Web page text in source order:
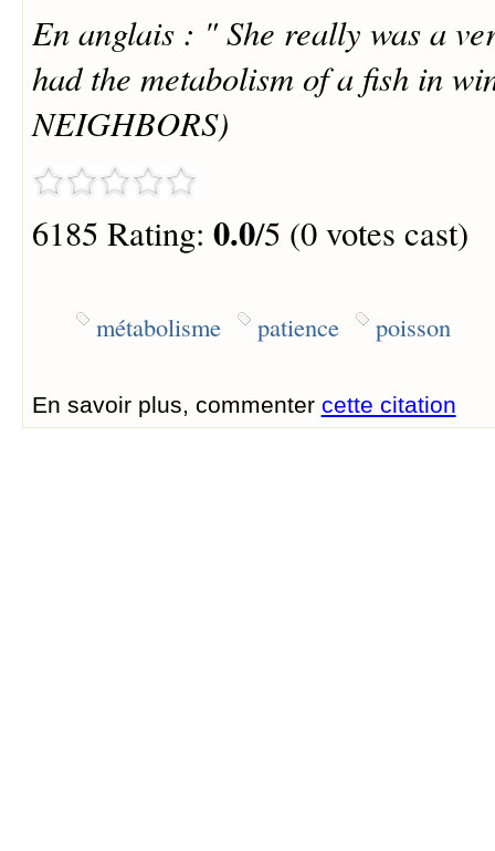
En anglais : " She really was a
had the metabolism of a fish in
NEIGHBORS)
6185 Rating: 0.0/5 (0 votes cast)
métabolisme patience poisson
En savoir plus, commenter cette citation